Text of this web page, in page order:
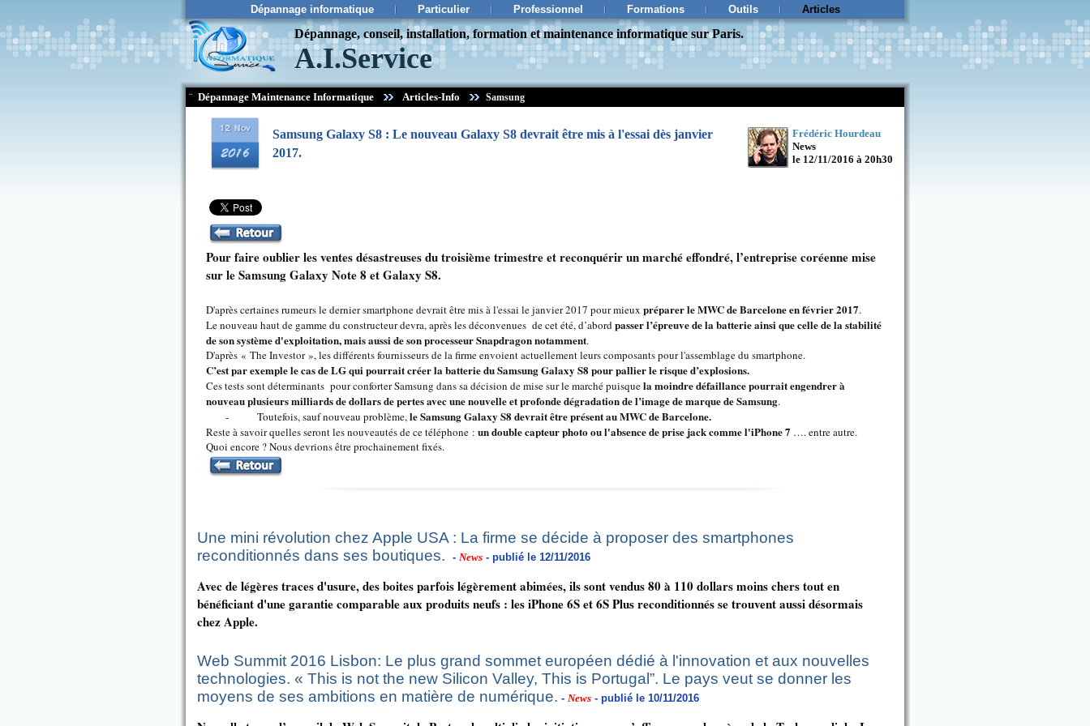
Dépannage informatique Particulier Professionnel Formations Outils Articles
Dépannage, conseil, installation, formation et maintenance informatique sur Paris.
A.I.Service
¨ Dépannage Maintenance Informatique Articles-Info Samsung
Samsung Galaxy S8 : Le nouveau Galaxy S8 devrait être mis à l'essai dès janvier
2017.
Frédéric Hourdeau
News
le 12/11/2016 à 20h30
Pour faire oublier les ventes désastreuses du troisième trimestre et reconquérir un marché effondré, l’entreprise coréenne mise
sur le Samsung Galaxy Note 8 et Galaxy S8.
D'après certaines rumeurs le dernier smartphone devrait être mis à l'essai le janvier 2017 pour mieux préparer le MWC de Barcelone en février 2017.
Le nouveau haut de gamme du constructeur devra, après les déconvenues de cet été, d’abordpasser l’épreuve de la batterie ainsi que celle de la stabilité
de son système d'exploitation, mais aussi de son processeur Snapdragon notamment.
D'après « The Investor », les différents fournisseurs de la firme envoient actuellement leurs composants pour l'assemblage du smartphone.
C’est par exemple le cas de LG qui pourrait créer la batterie du Samsung Galaxy S8 pour pallier le risque d’explosions.
Ces tests sont déterminants pour conforter Samsung dans sa décision de mise sur le marché puisquela moindre défaillance pourrait engendrer à
nouveau plusieurs milliards de dollars de pertes avec une nouvelle et profonde dégradation de l’image de marque de Samsung.
- Toutefois, sauf nouveau problème,le Samsung Galaxy S8 devrait être présent au MWC de Barcelone.
Reste à savoir quelles seront les nouveautés de ce téléphone : un double capteur photo ou l'absence de prise jack comme l'iPhone 7 …. entre autre.
Quoi encore ? Nous devrions être prochainement fixés.
Une mini révolution chez Apple USA : La firme se décide à proposer des smartphones
reconditionnés dans ses boutiques.
- News - publié le 12/11/2016
Avec de légères traces d'usure, des boites parfois légèrement abimées, ils sont vendus 80 à 110 dollars moins chers tout en
bénéficiant d'une garantie comparable aux produits neufs : les iPhone 6S et 6S Plus reconditionnés se trouvent aussi désormais
chez Apple.
Web Summit 2016 Lisbon: Le plus grand sommet européen dédié à l'innovation et aux nouvelles
technologies. « This is not the new Silicon Valley, This is Portugal”. Le pays veut se donner les
moyens de ses ambitions en matière de numérique. - News - publié le 10/11/2016